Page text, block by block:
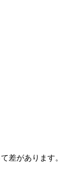
差があります。